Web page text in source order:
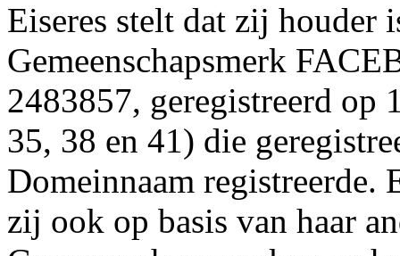
Eiseres stelt dat zij houder
Gemeenschapsmerk
2483857, geregistreerd op
35, 38 en 41) die
Domeinnaam registreerde.
zij ook op basis van haar